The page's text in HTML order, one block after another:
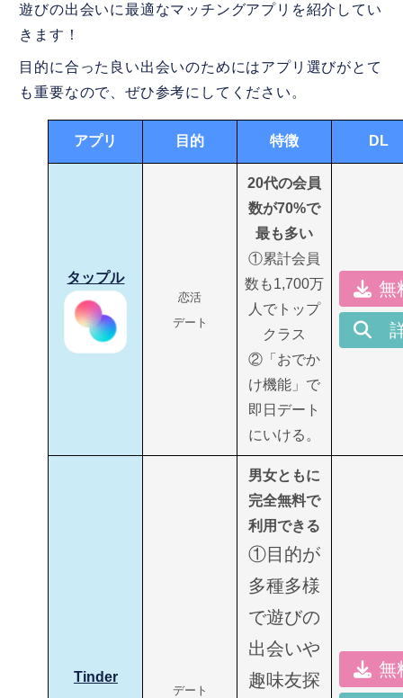
遊びの出会いに最適なマッチングアプリを紹介してい
きます！
目的に合った良い出会いのためにはアプリ選びがとて
も重要なので、ぜひ参考にしてください。
アプリ 目的 特徴 DL
タップル
恋活
デート
20代の会員
数が70%で
最も多い
①累計会員
数も1,700万
人でトップ
クラス
②「おでか
け機能」で
即日デート
にいける。
無
Tinder
デート
男女ともに
完全無料で
利用できる
①目的が
多種多様
で遊びの
出会いや
趣味友探
無